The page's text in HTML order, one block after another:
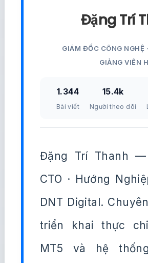
Đặng Trí
GIÁM ĐỐC CÔNG NGHỆ
GIẢNG VIÊN
1.344
Bài viết
15.4k
Người theo dõi
Đặng Trí Thanh —
CTO · Hướng
DNT Digital.
triển khai thực
MT5 và hệ